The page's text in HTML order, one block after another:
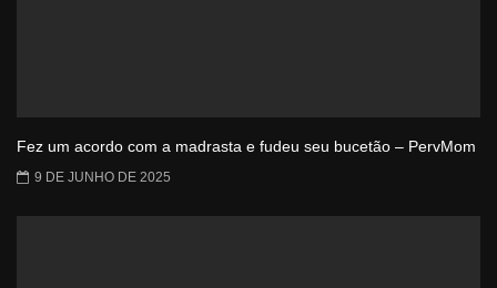
Fez um acordo com a madrasta e fudeu seu bucetão – PervMom
9 DE JUNHO DE 2025